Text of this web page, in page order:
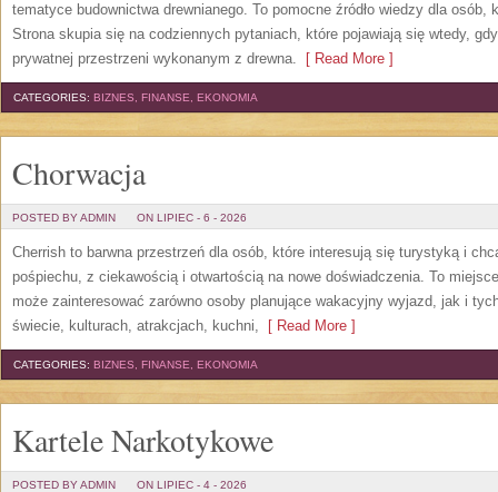
tematyce budownictwa drewnianego. To pomocne źródło wiedzy dla
Strona skupia się na codziennych pytaniach, które pojawiają się wtedy,
prywatnej przestrzeni wykonanym z drewna. [ Read More ]
CATEGORIES: BIZNES, FINANSE, EKONOMIA
Chorwacja
POSTED BY ADMIN ON LIPIEC - 6 - 2026
Cherrish to barwna przestrzeń dla osób, które interesują się turystyką i
pośpiechu, z ciekawością i otwartością na nowe doświadczenia. To
może zainteresować zarówno osoby planujące wakacyjny wyjazd, jak i
świecie, kulturach, atrakcjach, kuchni, [ Read More ]
CATEGORIES: BIZNES, FINANSE, EKONOMIA
Kartele Narkotykowe
POSTED BY ADMIN ON LIPIEC - 4 - 2026